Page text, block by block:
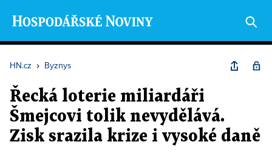
HN.cz › Byznys
Řecká loterie miliardáři
Šmejcovi tolik nevydělává.
Zisk srazila krize i vysoké daně